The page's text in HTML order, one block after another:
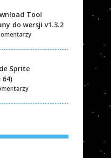
Tool
do wersji v1.3.2
Sprite